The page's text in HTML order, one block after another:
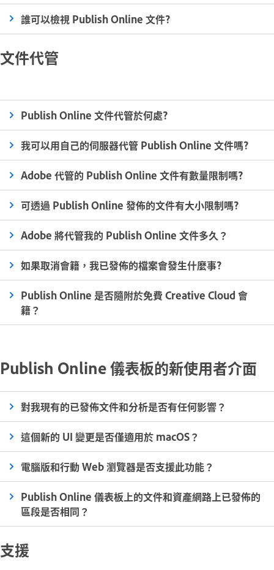
誰可以檢視 Publish Online 文件?
文件代管
Publish Online 文件代管於何處?
我可以用自己的伺服器代管 Publish Online 文件嗎?
Adobe 代管的 Publish Online 文件有數量限制嗎?
可透過 Publish Online 發佈的文件有大小限制嗎?
Adobe 將代管我的 Publish Online 文件多久？
如果取消會籍，我已發佈的檔案會發生什麼事?
Publish Online 是否隨附於免費 Creative Cloud 會
籍？
Publish Online 儀表板的新使用者介面
對我現有的已發佈文件和分析是否有任何影響？
這個新的 UI 變更是否僅適用於 macOS？
電腦版和行動 Web 瀏覽器是否支援此功能？
Publish Online 儀表板上的文件和資產網路上已發佈的
區段是否相同？
支援